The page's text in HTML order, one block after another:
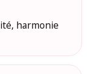
harmonie